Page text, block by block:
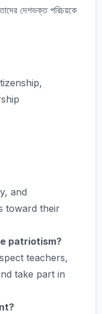
দেশভক্ত পরিচয়কে
and
toward their
patriotism?
teachers,
take part in